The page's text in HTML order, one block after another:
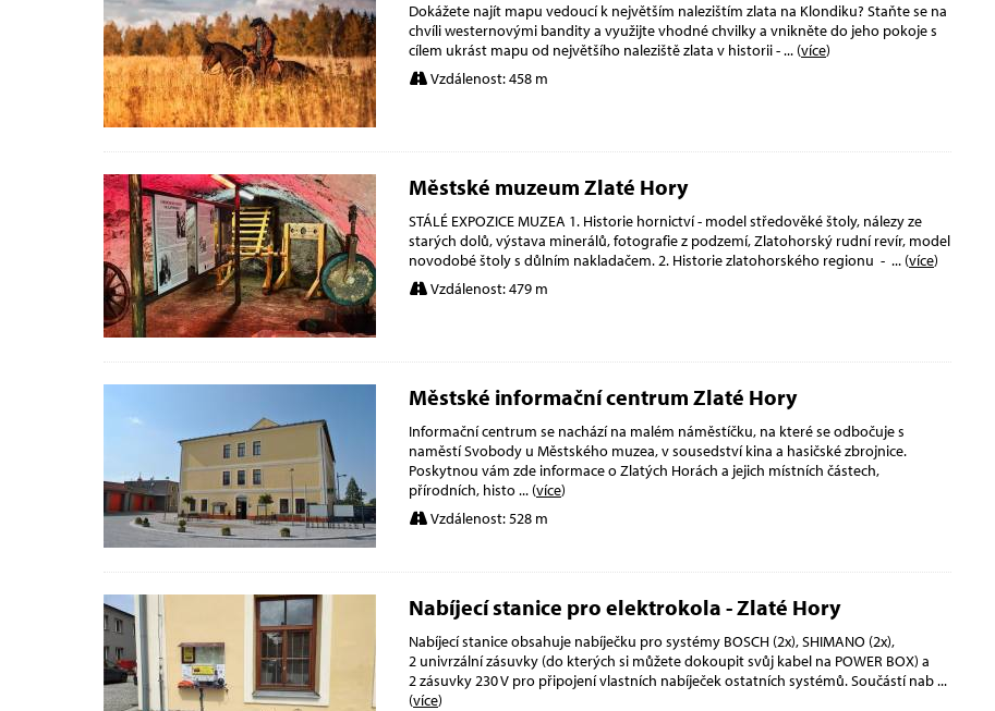
Dokážete najít mapu vedoucí k největším nalezištím zlata na Klondiku? Staňte se na
chvíli westernovými bandity a využijte vhodné chvilky a vnikněte do jeho pokoje s
cílem ukrást mapu od největšího naleziště zlata v historii -... (více)
Vzdálenost: 458 m
Městské muzeum Zlaté Hory
STÁLÉ EXPOZICE MUZEA 1. Historie hornictví - model středověké štoly, nálezy ze
starých dolů, výstava minerálů, fotografie z podzemí, Zlatohorský rudní revír, model
novodobé štoly s důlním nakladačem. 2. Historie zlatohorského regionu - ... (více)
Vzdálenost: 479 m
Městské informační centrum Zlaté Hory
Informační centrum se nachází na malém náměstíčku, na které se odbočuje s
naměstí Svobody u Městského muzea, v sousedství kina a hasičské zbrojnice.
Poskytnou vám zde informace o Zlatých Horách a jejich místních částech,
přírodních, histo... (více)
Vzdálenost: 528 m
Nabíjecí stanice pro elektrokola - Zlaté Hory
Nabíjecí stanice obsahuje nabíječku pro systémy BOSCH (2x), SHIMANO (2x),
2 univrzální zásuvky (do kterých si můžete dokoupit svůj kabel na POWER BOX) a
2 zásuvky 230 V pro připojení vlastních nabíječek ostatních systémů. Součástí nab...
(více)